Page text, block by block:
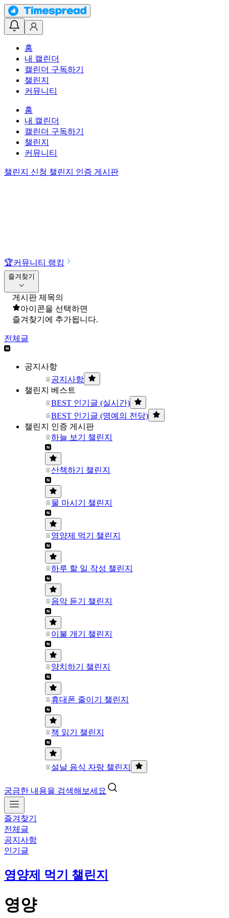
홈
내 캘린더
캘린더 구독하기
챌린지
커뮤니티
홈
내 캘린더
캘린더 구독하기
챌린지
커뮤니티
챌린지 신청 챌린지 인증 게시판
🏆커뮤니티 랭킹
즐겨찾기
게시판 제목의
아이콘을 선택하면
즐겨찾기에 추가됩니다.
전체글
공지사항
공지사항
챌린지 베스트
BEST 인기글 (실시간)
BEST 인기글 (명예의 전당)
챌린지 인증 게시판
하늘 보기 챌린지
산책하기 챌린지
물 마시기 챌린지
영양제 먹기 챌린지
하루 할 일 작성 챌린지
음악 듣기 챌린지
이불 개기 챌린지
양치하기 챌린지
휴대폰 줄이기 챌린지
책 읽기 챌린지
설날 음식 자랑 챌린지
궁금한 내용을 검색해보세요
즐겨찾기
전체글
공지사항
인기글
영양제 먹기 챌린지
영양